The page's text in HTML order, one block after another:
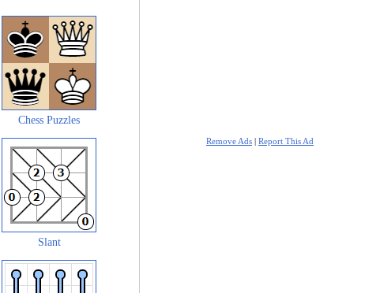
Chess Puzzles
Slant
Remove Ads | Report This Ad